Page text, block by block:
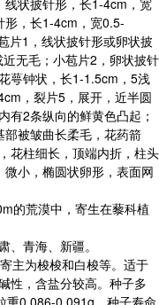
状披针形，长1-4cm，宽
，长1-4cm，宽0.5-
片1，线状披针形或卵状披
无毛；小苞片2，卵状披针
萼钟状，长1-1.5cm，5浅
，裂片5，展开，近半圆
有2条纵向的鲜黄色凸起；
被皱曲长柔毛，花药箭
花柱细长，顶端内折，柱头
小，椭圆状卵形，表面网
的荒漠中，寄生在藜科植
、青海、新疆。
主为梭梭和白梭等。适于
性，含盐分较高。种子多
重0.086-0.091g，种子寿命